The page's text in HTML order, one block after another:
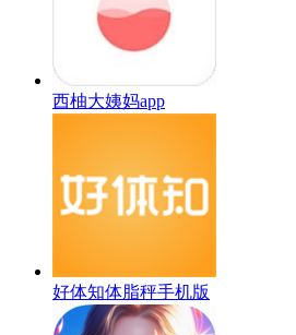
西柚大姨妈app
好体知体脂秤手机版